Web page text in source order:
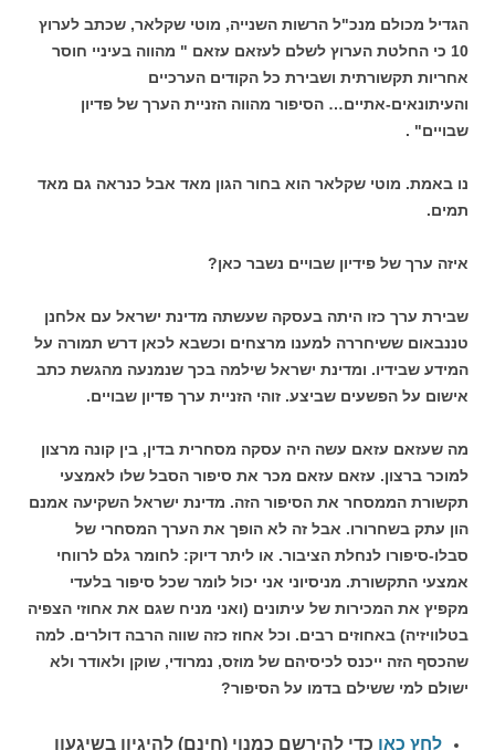
הגדיל מכולם מנכ"ל הרשות השנייה, מוטי שקלאר, שכתב לערוץ
10 כי החלטת הערוץ לשלם לעזאם עזאם " מהווה בעיניי חוסר
אחריות תקשורתית ושבירת כל הקודים הערכיים
והעיתונאים-אתיים… הסיפור מהווה הזניית הערך של פדיון
שבויים" .
נו באמת. מוטי שקלאר הוא בחור הגון מאד אבל כנראה גם מאד
תמים.
איזה ערך של פידיון שבויים נשבר כאן?
שבירת ערך כזו היתה בעסקה שעשתה מדינת ישראל עם אלחנן
טננבאום ששיחררה למענו מרצחים וכשבא לכאן דרש תמורה על
המידע שבידיו. ומדינת ישראל שילמה בכך שנמנעה מהגשת כתב
אישום על הפשעים שביצע. זוהי הזניית ערך פדיון שבויים.
מה שעזאם עזאם עשה היה עסקה מסחרית בדין, בין קונה מרצון
למוכר ברצון. עזאם עזאם מכר את סיפור הסבל שלו לאמצעי
תקשורת הממסחר את הסיפור הזה. מדינת ישראל השקיעה אמנם
הון עתק בשחרורו. אבל זה לא הופך את הערך המסחרי של
סבלו-סיפורו לנחלת הציבור. או ליתר דיוק: לחומר גלם לרווחי
אמצעי התקשורת. מניסיוני אני יכול לומר שכל סיפור בלעדי
מקפיץ את המכירות של עיתונים (ואני מניח שגם את אחוזי הצפיה
בטלוויזיה) באחוזים רבים. וכל אחוז כזה שווה הרבה דולרים. למה
שהכסף הזה ייכנס לכיסיהם של מוזס, נמרודי, שוקן ולאודר ולא
ישולם למי ששילם בדמו על הסיפור?
לחץ כאן כדי להירשם כמנוי (חינם) להיגיון בשיגעון